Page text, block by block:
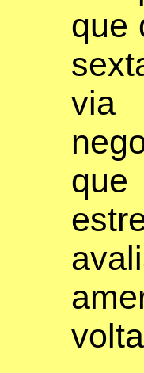
que
via